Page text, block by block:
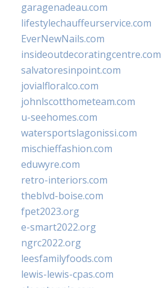
garagenadeau.com
lifestylechauffeurservice.com
EverNewNails.com
insideoutdecoratingcentre.com
salvatoresinpoint.com
jovialfloralco.com
johnlscotthometeam.com
u-seehomes.com
watersportslagonissi.com
mischieffashion.com
eduwyre.com
retro-interiors.com
theblvd-boise.com
fpet2023.org
e-smart2022.org
ngrc2022.org
leesfamilyfoods.com
lewis-lewis-cpas.com